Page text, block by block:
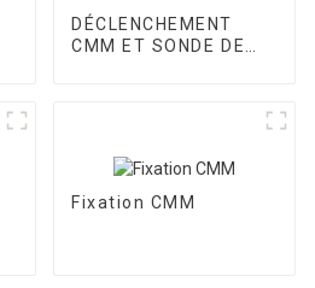
DÉCLENCHEMENT
CMM ET SONDE DE
Fixation CMM